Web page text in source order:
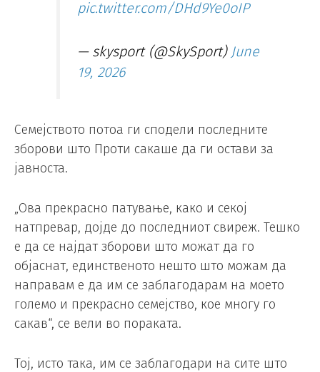
pic.twitter.com/DHd9Ye0oIP
— skysport (@SkySport) June
19, 2026
Семејството потоа ги сподели последните
зборови што Проти сакаше да ги остави за
јавноста.
„Ова прекрасно патување, како и секој
натпревар, дојде до последниот свиреж. Тешко
е да се најдат зборови што можат да го
објаснат, единственото нешто што можам да
направам е да им се заблагодарам на моето
големо и прекрасно семејство, кое многу го
сакав“, се вели во пораката.
Тој, исто така, им се заблагодари на сите што